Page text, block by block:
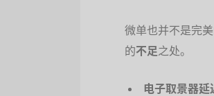
微单也并不是完
的不足之处。
电子取景器延